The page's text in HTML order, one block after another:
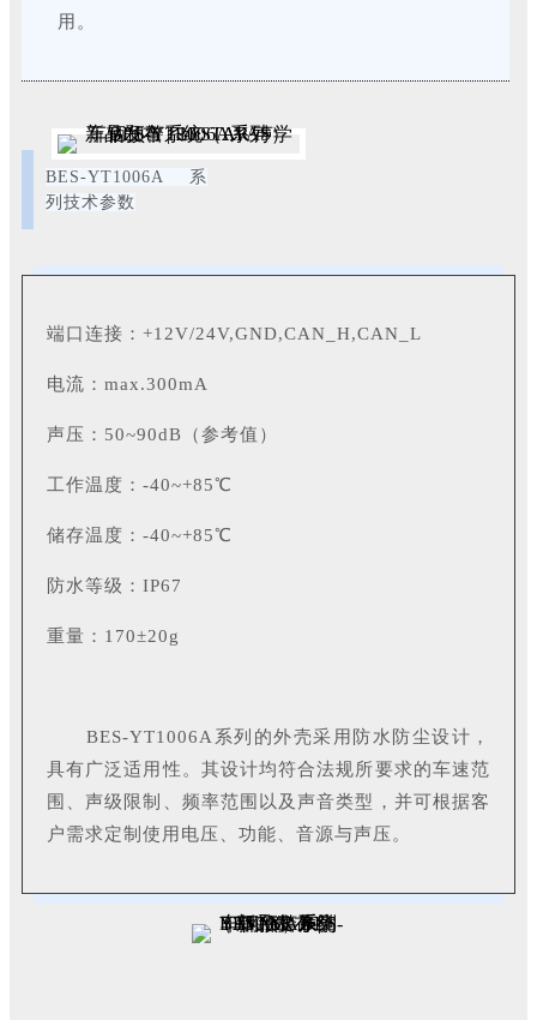
用。
BES-YT1006A 系
列技术参数
端口连接：+12V/24V,GND,CAN_H,CAN_L
电流：max.300mA
声压：50~90dB（参考值）
工作温度：-40~+85℃
储存温度：-40~+85℃
防水等级：IP67
重量：170±20g
BES-YT1006A系列的外壳采用防水防尘设计，
具有广泛适用性。其设计均符合法规所要求的车速范
围、声级限制、频率范围以及声音类型，并可根据客
户需求定制使用电压、功能、音源与声压。